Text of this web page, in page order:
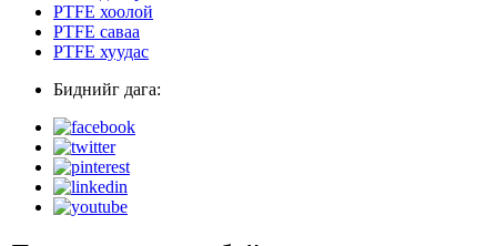
PTFE хоолой
PTFE саваа
PTFE хуудас
Биднийг дага: